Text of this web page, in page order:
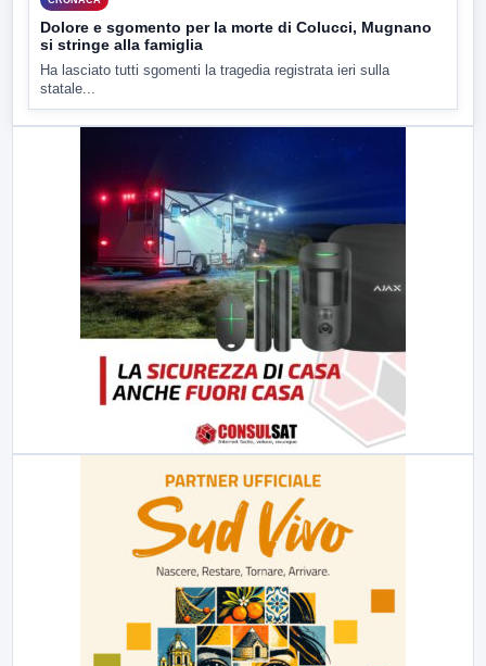
Dolore e sgomento per la morte di Colucci, Mugnano
si stringe alla famiglia
Ha lasciato tutti sgomenti la tragedia registrata ieri sulla
statale...